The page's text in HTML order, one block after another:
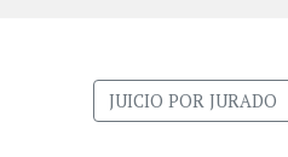
JUICIO POR JURADO